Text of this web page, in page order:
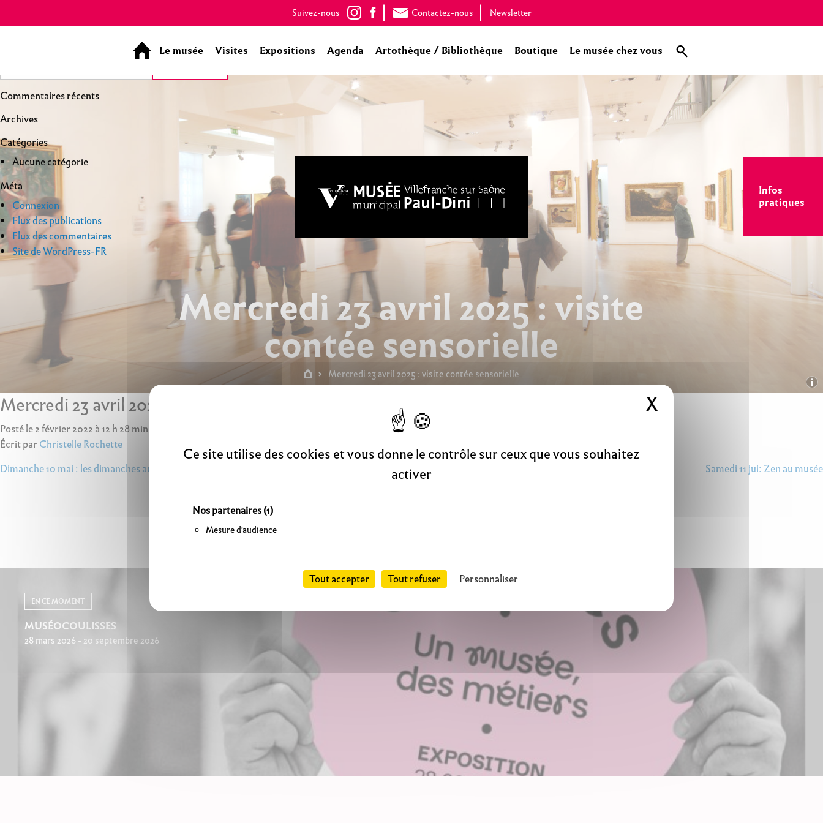
Ce site utilise des cookies et vous donne le contrôle sur ceux que vous souhaitez
activer
Nos partenaires(1)
Mesure d'audience
Tout accepter Tout refuser Personnaliser
X
Suivez-nous Contactez-nous Newsletter
Le musée Visites Expositions Agenda Artothèque / Bibliothèque Boutique Le musée chez vous
Infos
pratiques
Mercredi 23 avril 2025 : visite
contée sensorielle
Mercredi 23 avril 2025 : visite contée sensorielle
Mercredi 23 avril 2025 : visite contée sensorielle
Posté le 2 février 2022 à 12 h 28 min.
Écrit par Christelle Rochette
Navigation
Dimanche 10 mai : les dimanches au musée Samedi 11 jui: Zen au musée
Commentaires récents
Archives
Catégories
Aucune catégorie
Méta
Connexion
Flux des publications
Flux des commentaires
Site de WordPress-FR
EN CE MOMENT
MUSÉOCOULISSES
28 mars 2026 - 20 septembre 2026